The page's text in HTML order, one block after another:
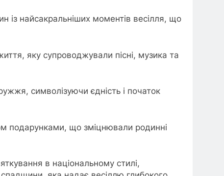
із найсакральніших моментів весілля, що
яку супроводжували пісні, музика та
символізуючи єдність і початок
подарунками, що зміцнювали родинні
в національному стилі,